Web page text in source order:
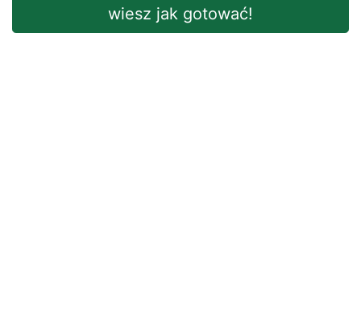
wiesz jak gotować!